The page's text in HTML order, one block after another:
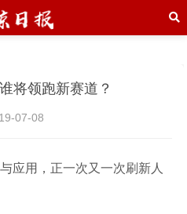
将领跑新赛道？
07-08
用，正一次又一次刷新人